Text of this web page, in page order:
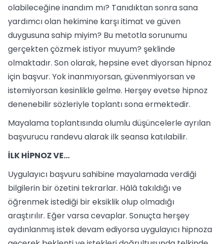
olabileceğine inandım mı? Tanıdıktan sonra sana
yardımcı olan hekimine karşı itimat ve güven
duygusuna sahip miyim? Bu metotla sorunumu
gerçekten çözmek istiyor muyum? şeklinde
olmaktadır. Son olarak, hepsine evet diyorsan hipnoz
için başvur. Yok inanmıyorsan, güvenmiyorsan ve
istemiyorsan kesinlikle gelme. Herşey evetse hipnoz
denenebilir sözleriyle toplantı sona ermektedir.
Mayalama toplantısında olumlu düşüncelerle ayrılan
başvurucu randevu alarak ilk seansa katılabilir.
İLK HİPNOZ VE...
Uygulayıcı başvuru sahibine mayalamada verdiği
bilgilerin bir özetini tekrarlar. Hâlâ takıldığı ve
öğrenmek istediği bir eksiklik olup olmadığı
araştırılır. Eğer varsa cevaplar. Sonuçta herşey
aydınlanmış istek devam ediyorsa uygulayıcı hipnoza